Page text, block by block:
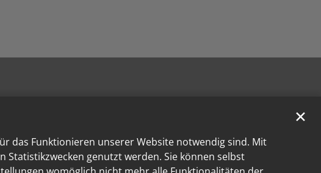
das Funktionieren unserer Website notwendig sind. Mit
genutzt werden. Sie können selbst
✕